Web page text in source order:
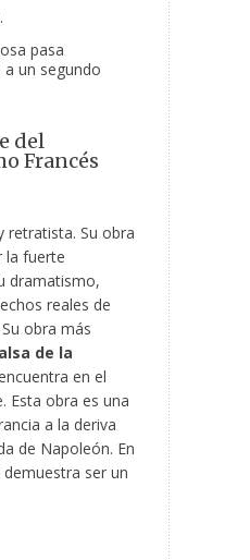
pasa
un segundo
del
Francés
retratista. Su obra
la fuerte
dramatismo,
reales de
obra más
de la
en el
Esta obra es una
a la deriva
de Napoleón. En
demuestra ser un